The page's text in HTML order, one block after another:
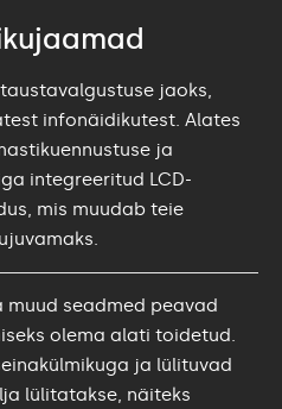
jaoks,
infonäidikutest. Alates
ja
integreeritud LCD-
mis muudab teie
seadmed peavad
olema alati toidetud.
ja lülituvad
lülitatakse, näiteks